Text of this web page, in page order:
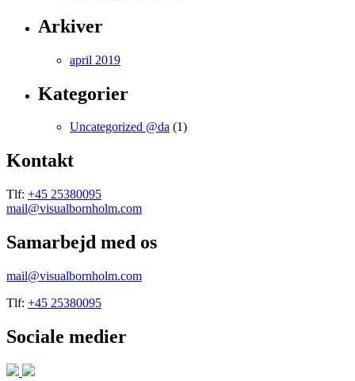
Arkiver
april 2019
Kategorier
Uncategorized @da (1)
Kontakt
Tlf: +45 25380095
mail@visualbornholm.com
Samarbejd med os
mail@visualbornholm.com
Tlf: +45 25380095
Sociale medier